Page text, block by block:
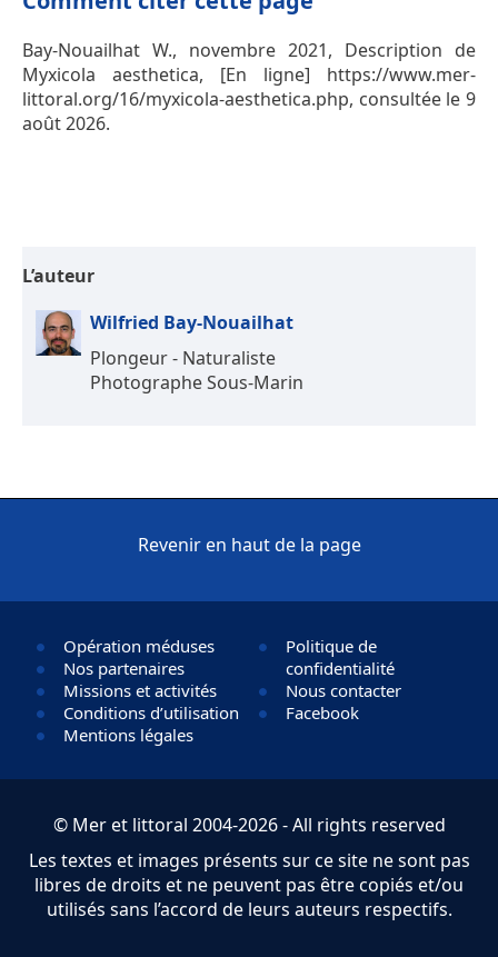
Bay-Nouailhat W., novembre 2021, Description de
Myxicola aesthetica, [En ligne] https://www.mer-
littoral.org/16/myxicola-aesthetica.php, consultée le 9
août 2026.
L’auteur
Wilfried Bay-Nouailhat
Plongeur - Naturaliste
Photographe Sous-Marin
Revenir en haut de la page
Opération méduses
Nos partenaires
Missions et activités
Conditions d’utilisation
Mentions légales
Politique de
confidentialité
Nous contacter
Facebook
© Mer et littoral 2004-2026 - All rights reserved
Les textes et images présents sur ce site ne sont pas
libres de droits et ne peuvent pas être copiés et/ou
utilisés sans l’accord de leurs auteurs respectifs.